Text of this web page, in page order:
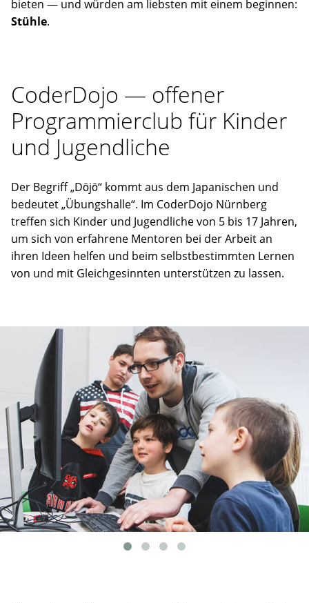
bieten — und würden am liebsten mit einem beginnen:
Stühle.
CoderDojo — offener
Programmierclub für Kinder
und Jugendliche
Der Begriff „Dōjō“ kommt aus dem Japanischen und
bedeutet „Übungshalle“. Im CoderDojo Nürnberg
treffen sich Kinder und Jugendliche von 5 bis 17 Jahren,
um sich von erfahrene Mentoren bei der Arbeit an
ihren Ideen helfen und beim selbstbestimmten Lernen
von und mit Gleichgesinnten unterstützen zu lassen.